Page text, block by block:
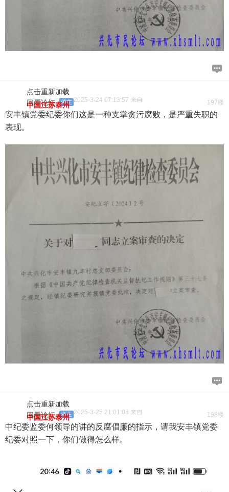
点击重新加载
197楼
回看论坛 楼主 2025-3-24 07:13:57 来自
中国江苏泰州
安丰镇党委纪委你们这是一种支掌贪污腐败，是严重失职的
表现。
点击重新加载
198楼
回看论坛 楼主 2025-3-25 21:01:08 来自
中国江苏泰州
中纪委监委何领导的讲的反腐倡廉的指示，请我安丰镇党委
纪委对照一下，你们做得怎么样。